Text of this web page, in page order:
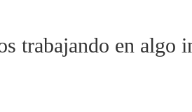
trabajando en algo